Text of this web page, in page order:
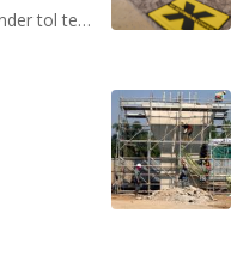
Investasi China di RI meningkat; Anggaran PUPR naik 2 kali lipat; Jasa Marga ikut tender tol terpanjang